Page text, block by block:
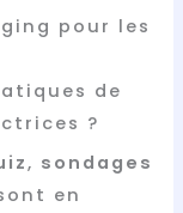
pour les
de
?
, sondages
en